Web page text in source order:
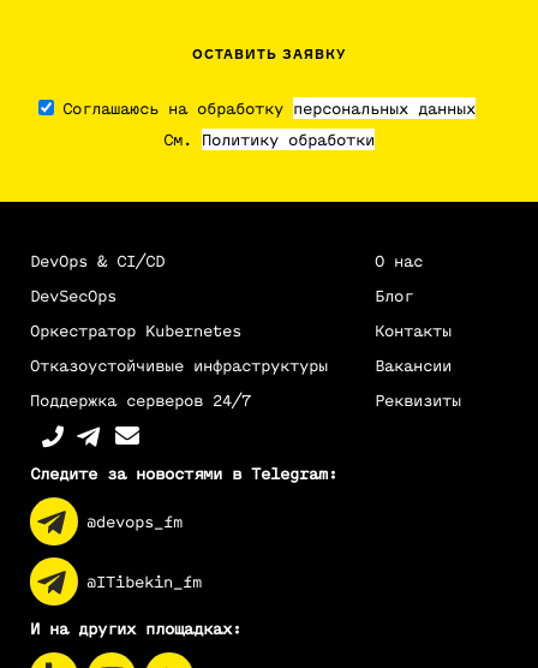
Соглашаюсь на обработку персональных данных
См. Политику обработки
О нас
Блог
Контакты
Вакансии
Реквизиты
DevOps & CI/CD
DevSecOps
Оркестратор Kubernetes
Отказоустойчивые инфраструктуры
Поддержка серверов 24/7
Следите за новостями в Telegram:
@devops_fm
@ITibekin_fm
И на других площадках: